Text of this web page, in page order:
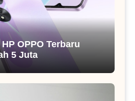
OPPO Terbaru
5 Juta